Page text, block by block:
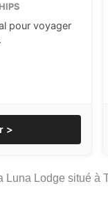
pour voyager
>
Luna Lodge situé à